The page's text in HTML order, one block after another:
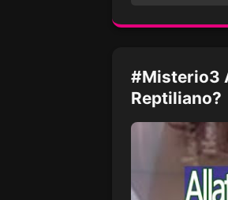
#Misterio3
Reptiliano?